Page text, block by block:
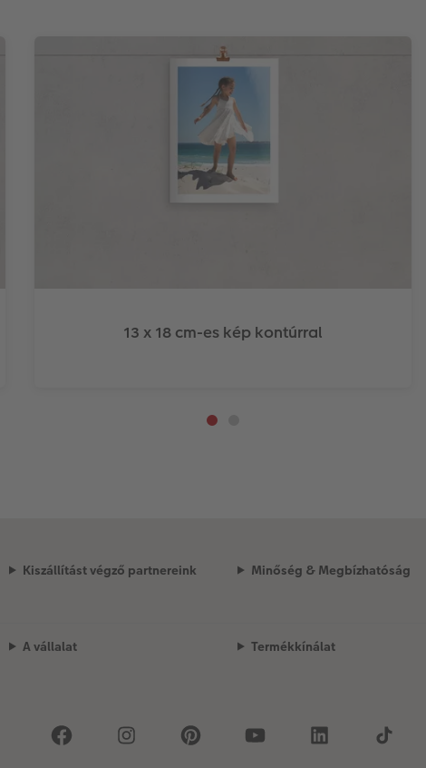
13 x 18 cm-es kép kontúrral
Kiszállítást végző partnereink Minőség & Megbízhatóság
A vállalat Termékkínálat